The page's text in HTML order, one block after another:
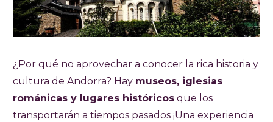
¿Por qué no aprovechar a conocer la rica historia y
cultura de Andorra? Hay museos, iglesias
románicas y lugares históricos que los
transportarán a tiempos pasados ¡Una experiencia